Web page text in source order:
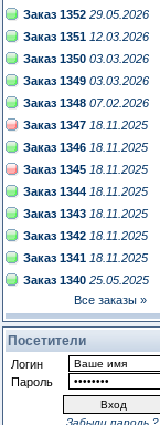
Заказ 1352 29.05.2026
Заказ 1351 12.03.2026
Заказ 1350 03.03.2026
Заказ 1349 03.03.2026
Заказ 1348 07.02.2026
Заказ 1347 18.11.2025
Заказ 1346 18.11.2025
Заказ 1345 18.11.2025
Заказ 1344 18.11.2025
Заказ 1343 18.11.2025
Заказ 1342 18.11.2025
Заказ 1341 18.11.2025
Заказ 1340 25.05.2025
Все заказы »
Посетители
Логин
Пароль
Забыли пароль ?